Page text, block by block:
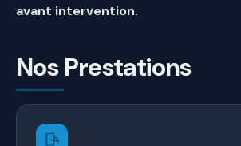
avant intervention.
Nos Prestations